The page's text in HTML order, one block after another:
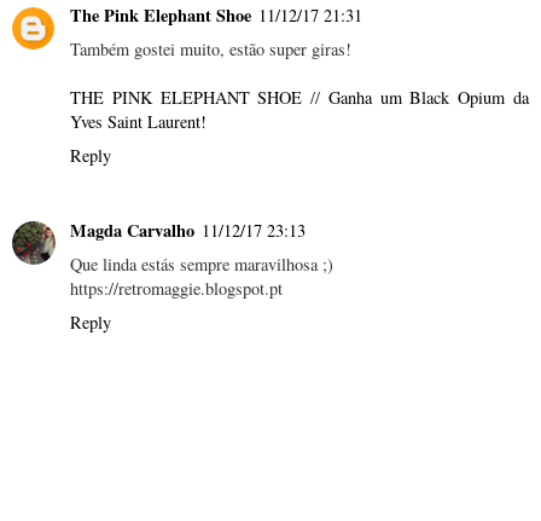
The Pink Elephant Shoe 11/12/17 21:31
Também gostei muito, estão super giras!
THE PINK ELEPHANT SHOE // Ganha um Black Opium da
Yves Saint Laurent!
Reply
Magda Carvalho 11/12/17 23:13
Que linda estás sempre maravilhosa ;)
https://retromaggie.blogspot.pt
Reply